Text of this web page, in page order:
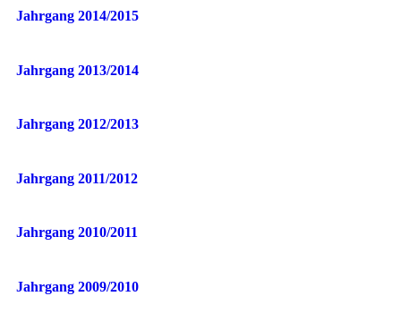
Jahrgang 2014/2015
Jahrgang 2013/2014
Jahrgang 2012/2013
Jahrgang 2011/2012
Jahrgang 2010/2011
Jahrgang 2009/2010